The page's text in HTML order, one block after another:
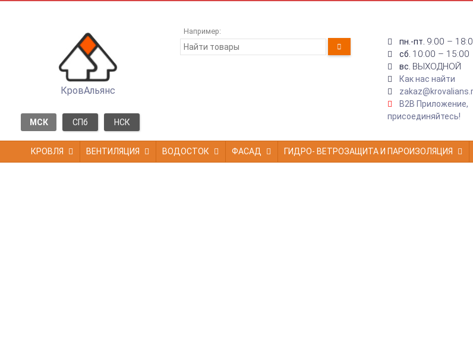
КровАльянс
МСК СПб НСК
Например:
пн.-пт. 9:00 –
сб. 10:00 – 15:00
вс. ВЫХОДНОЙ
Как нас найти
B2B Приложение,
присоединяйтесь!
КРОВЛЯ ВЕНТИЛЯЦИЯ ВОДОСТОК ФАСАД ГИДРО- ВЕТРОЗАЩИТА И ПАРОИЗОЛЯЦИЯ